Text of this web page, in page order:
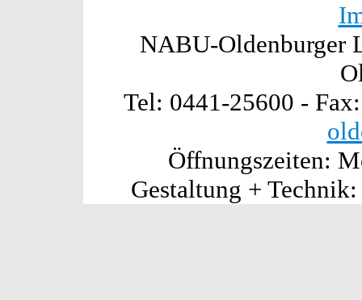
NABU-Oldenburger
Tel: 0441-25600 -
Öffnungszeiten:
Gestaltung +